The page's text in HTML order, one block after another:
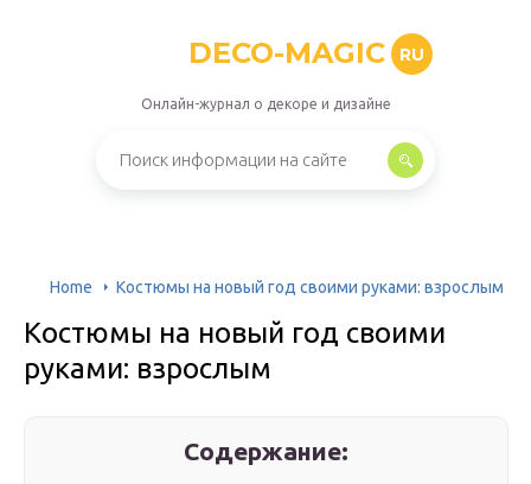
DECO-MAGIC RU
Онлайн-журнал о декоре и дизайне
Home Костюмы на новый год своими руками: взрослым
Костюмы на новый год своими
руками: взрослым
Содержание: